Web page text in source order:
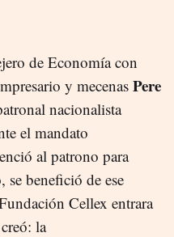
de Economía con
y mecenas Pere
nacionalista
el mandato
al patrono para
se benefició de ese
Cellex entrara
la